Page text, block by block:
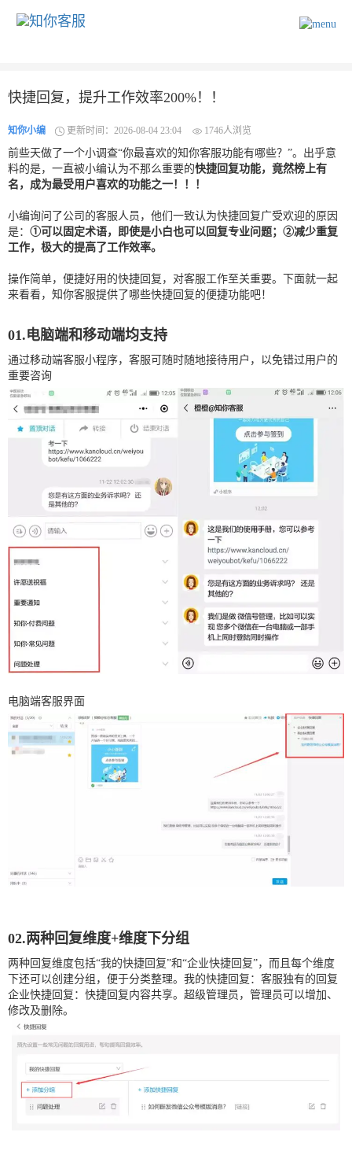
快捷回复，提升工作效率200%！！
知你小编 更新时间：2026-08-04 23:04 1746人浏览
前些天做了一个小调查“你最喜欢的知你客服功能有哪些？”。出乎意
料的是，一直被小编认为不那么重要的快捷回复功能，竟然榜上有
名，成为最受用户喜欢的功能之一！！！
小编询问了公司的客服人员，他们一致认为快捷回复广受欢迎的原因
是： ①可以固定术语，即使是小白也可以回复专业问题；②减少重复
工作，极大的提高了工作效率。
操作简单，便捷好用的快捷回复，对客服工作至关重要。下面就一起
来看看，知你客服提供了哪些快捷回复的便捷功能吧！
01.电脑端和移动端均支持
通过移动端客服小程序，客服可随时随地接待用户，以免错过用户的
重要咨询
电脑端客服界面
02.两种回复维度+维度下分组
两种回复维度包括“我的快捷回复”和“企业快捷回复”，而且每个维度
下还可以创建分组，便于分类整理。我的快捷回复：客服独有的回复
企业快捷回复：快捷回复内容共享。超级管理员，管理员可以增加、
修改及删除。